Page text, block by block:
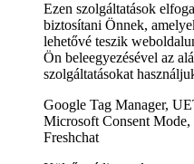
Ezen szolgáltatások
biztosítani Önnek,
lehetővé teszik
Ön beleegyezésével az
szolgáltatásokat
Google Tag Manager,
Microsoft Consent
Freshchat